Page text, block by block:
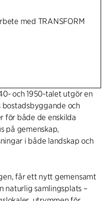
med TRANSFORM
och 1950-talet utgör en
bostadsbyggande och
för både de enskilda
på gemenskap,
i både landskap och
får ett nytt gemensamt
naturlig samlingsplats –